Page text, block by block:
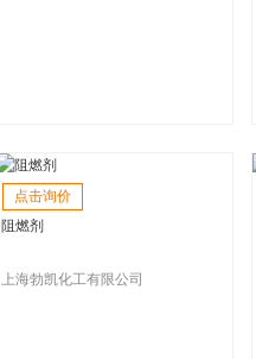
点击询价
阻燃剂
上海勃凯化工有限公司